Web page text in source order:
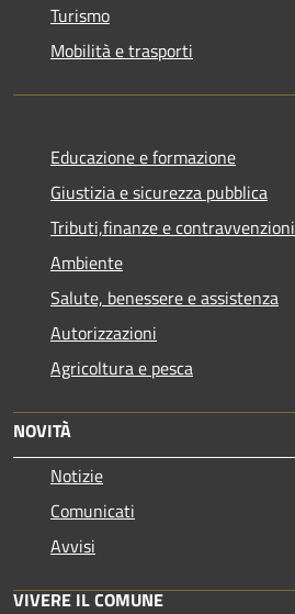
Turismo
Mobilità e trasporti
Educazione e formazione
Giustizia e sicurezza pubblica
Tributi,finanze e contravvenzioni
Ambiente
Salute, benessere e assistenza
Autorizzazioni
Agricoltura e pesca
NOVITÀ
Notizie
Comunicati
Avvisi
VIVERE IL COMUNE